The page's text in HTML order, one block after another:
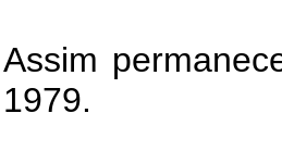
Assim
1979.